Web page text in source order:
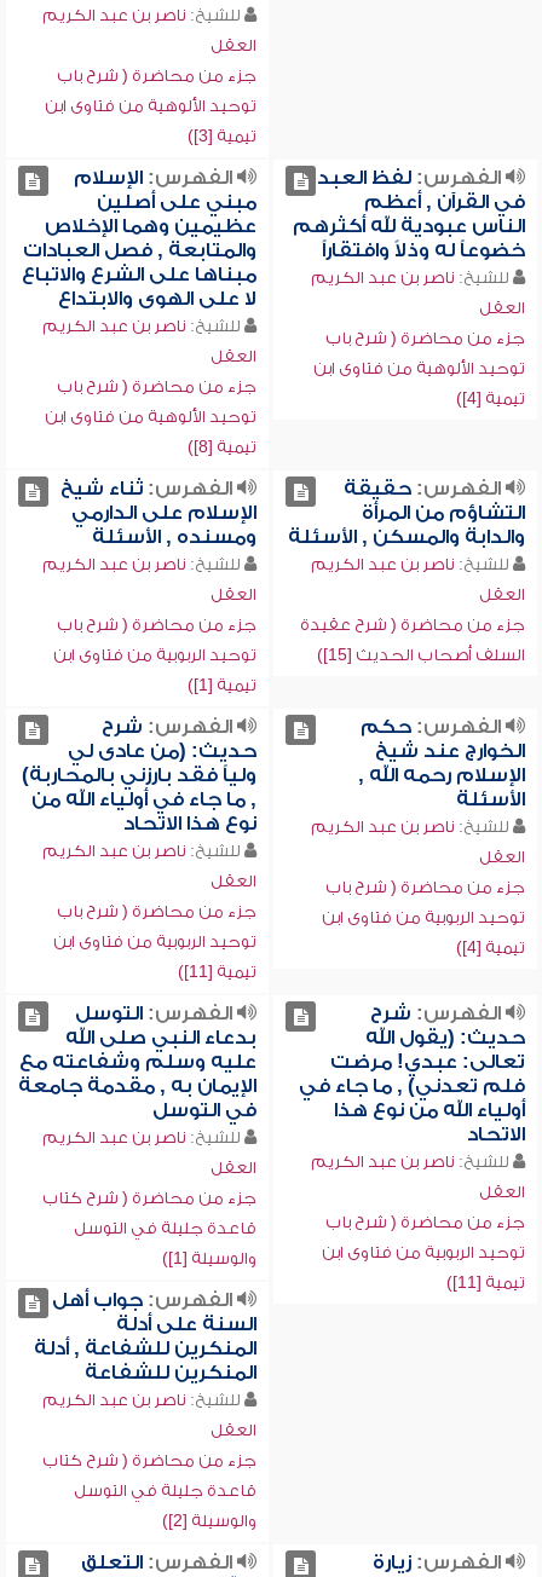
للشيخ: ناصر بن عبد الكريم
العقل
جزء من محاضرة ( شرح باب
توحيد الألوهية من فتاوى ابن
تيمية [3])
الفهرس:لفظ العبد
في القرآن , أعظم
الناس عبودية لله أكثرهم
خضوعاً له وذلاً وافتقاراً
للشيخ: ناصر بن عبد الكريم
العقل
جزء من محاضرة ( شرح باب
توحيد الألوهية من فتاوى ابن
تيمية [4])
الفهرس:الإسلام
مبني على أصلين
عظيمين وهما الإخلاص
والمتابعة , فصل العبادات
مبناها على الشرع والاتباع
لا على الهوى والابتداع
للشيخ: ناصر بن عبد الكريم
العقل
جزء من محاضرة ( شرح باب
توحيد الألوهية من فتاوى ابن
تيمية [8])
الفهرس:حقيقة
التشاؤم من المرأة
والدابة والمسكن , الأسئلة
للشيخ: ناصر بن عبد الكريم
العقل
جزء من محاضرة ( شرح عقيدة
السلف أصحاب الحديث [15])
الفهرس:ثناء شيخ
الإسلام على الدارمي
ومسنده , الأسئلة
للشيخ: ناصر بن عبد الكريم
العقل
جزء من محاضرة ( شرح باب
توحيد الربوبية من فتاوى ابن
تيمية [1])
الفهرس:حكم
الخوارج عند شيخ
الإسلام رحمه الله ,
الأسئلة
للشيخ: ناصر بن عبد الكريم
العقل
جزء من محاضرة ( شرح باب
توحيد الربوبية من فتاوى ابن
تيمية [4])
الفهرس: شرح
حديث: (من عادى لي
ولياً فقد بارزني بالمحاربة)
, ما جاء في أولياء الله من
نوع هذا الاتحاد
للشيخ: ناصر بن عبد الكريم
العقل
جزء من محاضرة ( شرح باب
توحيد الربوبية من فتاوى ابن
تيمية [11])
الفهرس: شرح
حديث: (يقول الله
تعالى: عبدي! مرضت
فلم تعدني) , ما جاء في
أولياء الله من نوع هذا
الاتحاد
للشيخ: ناصر بن عبد الكريم
العقل
جزء من محاضرة ( شرح باب
توحيد الربوبية من فتاوى ابن
تيمية [11])
الفهرس:التوسل
بدعاء النبي صلى الله
عليه وسلم وشفاعته مع
الإيمان به , مقدمة جامعة
في التوسل
للشيخ: ناصر بن عبد الكريم
العقل
جزء من محاضرة ( شرح كتاب
قاعدة جليلة في التوسل
والوسيلة [1])
الفهرس:جواب أهل
السنة على أدلة
المنكرين للشفاعة , أدلة
المنكرين للشفاعة
للشيخ: ناصر بن عبد الكريم
العقل
جزء من محاضرة ( شرح كتاب
قاعدة جليلة في التوسل
والوسيلة [2])
الفهرس:زيارة
الفهرس:التعلق